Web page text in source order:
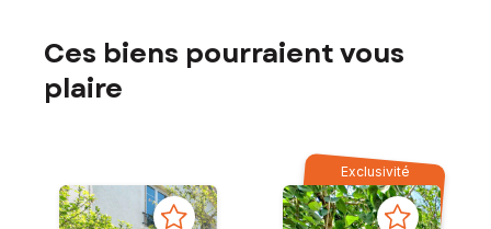
Ces biens pourraient vous
plaire
Exclusivité